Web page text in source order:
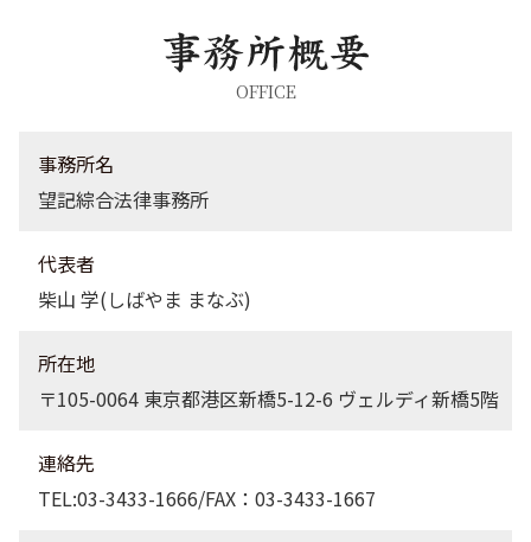
刑事事件 港区 弁護士
不動産トラブル 東京都 弁護士
OFFICE
事務所名
望記綜合法律事務所
代表者
柴山 学(しばやま まなぶ)
所在地
〒105-0064 東京都港区新橋5-12-6 ヴェルディ新橋5階
連絡先
TEL:03-3433-1666/FAX：03-3433-1667